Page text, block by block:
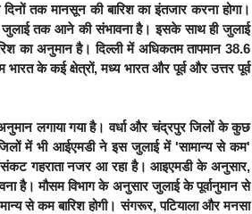
तक मानसून की बारिश का इंतजार करना होगा।
9 जुलाई तक आने की संभावना है। इसके साथ ही जुलाई
का अनुमान है। दिल्‍ली में अधिकतम तापमान 38.6
के कई क्षेत्रों, मध्य भारत और पूर्व और उत्तर पूर्व
लगाया गया है। वर्धा और चंद्रपुर जिलों के कुछ
में भी आईएमडी ने इस जुलाई में 'सामान्य से कम'
संकट गहराता नजर आ रहा है।आइएमडी के अनुसार,
है। मौसम विभाग के अनुसार जुलाई के पूर्वानुमान से
से कम बारिश होगी। संगरूर, पटियाला और मनसा